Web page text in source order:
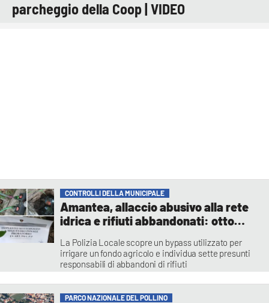
CONTROLLI DELLA MUNICIPALE
Amantea, allaccio abusivo alla rete
idrica e rifiuti abbandonati: otto
La Polizia Locale scopre un bypass utilizzato per
irrigare un fondo agricolo e individua sette presunti
responsabili di abbandoni di rifiuti
PARCO NAZIONALE DEL POLLINO
parcheggio della Coop | VIDEO